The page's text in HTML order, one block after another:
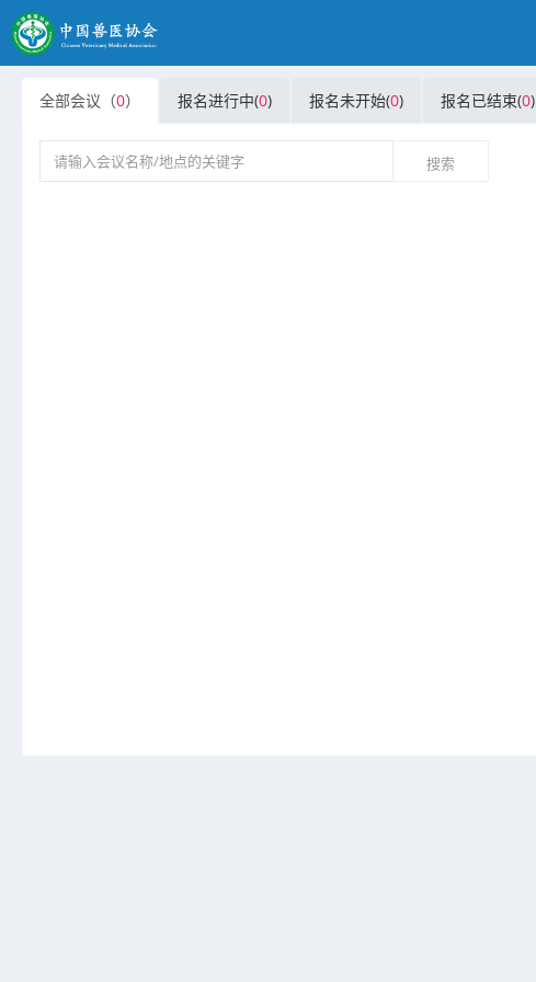
全部会议（0） 报名进行中(0) 报名未开始(0) 报名已结束(0)
搜索